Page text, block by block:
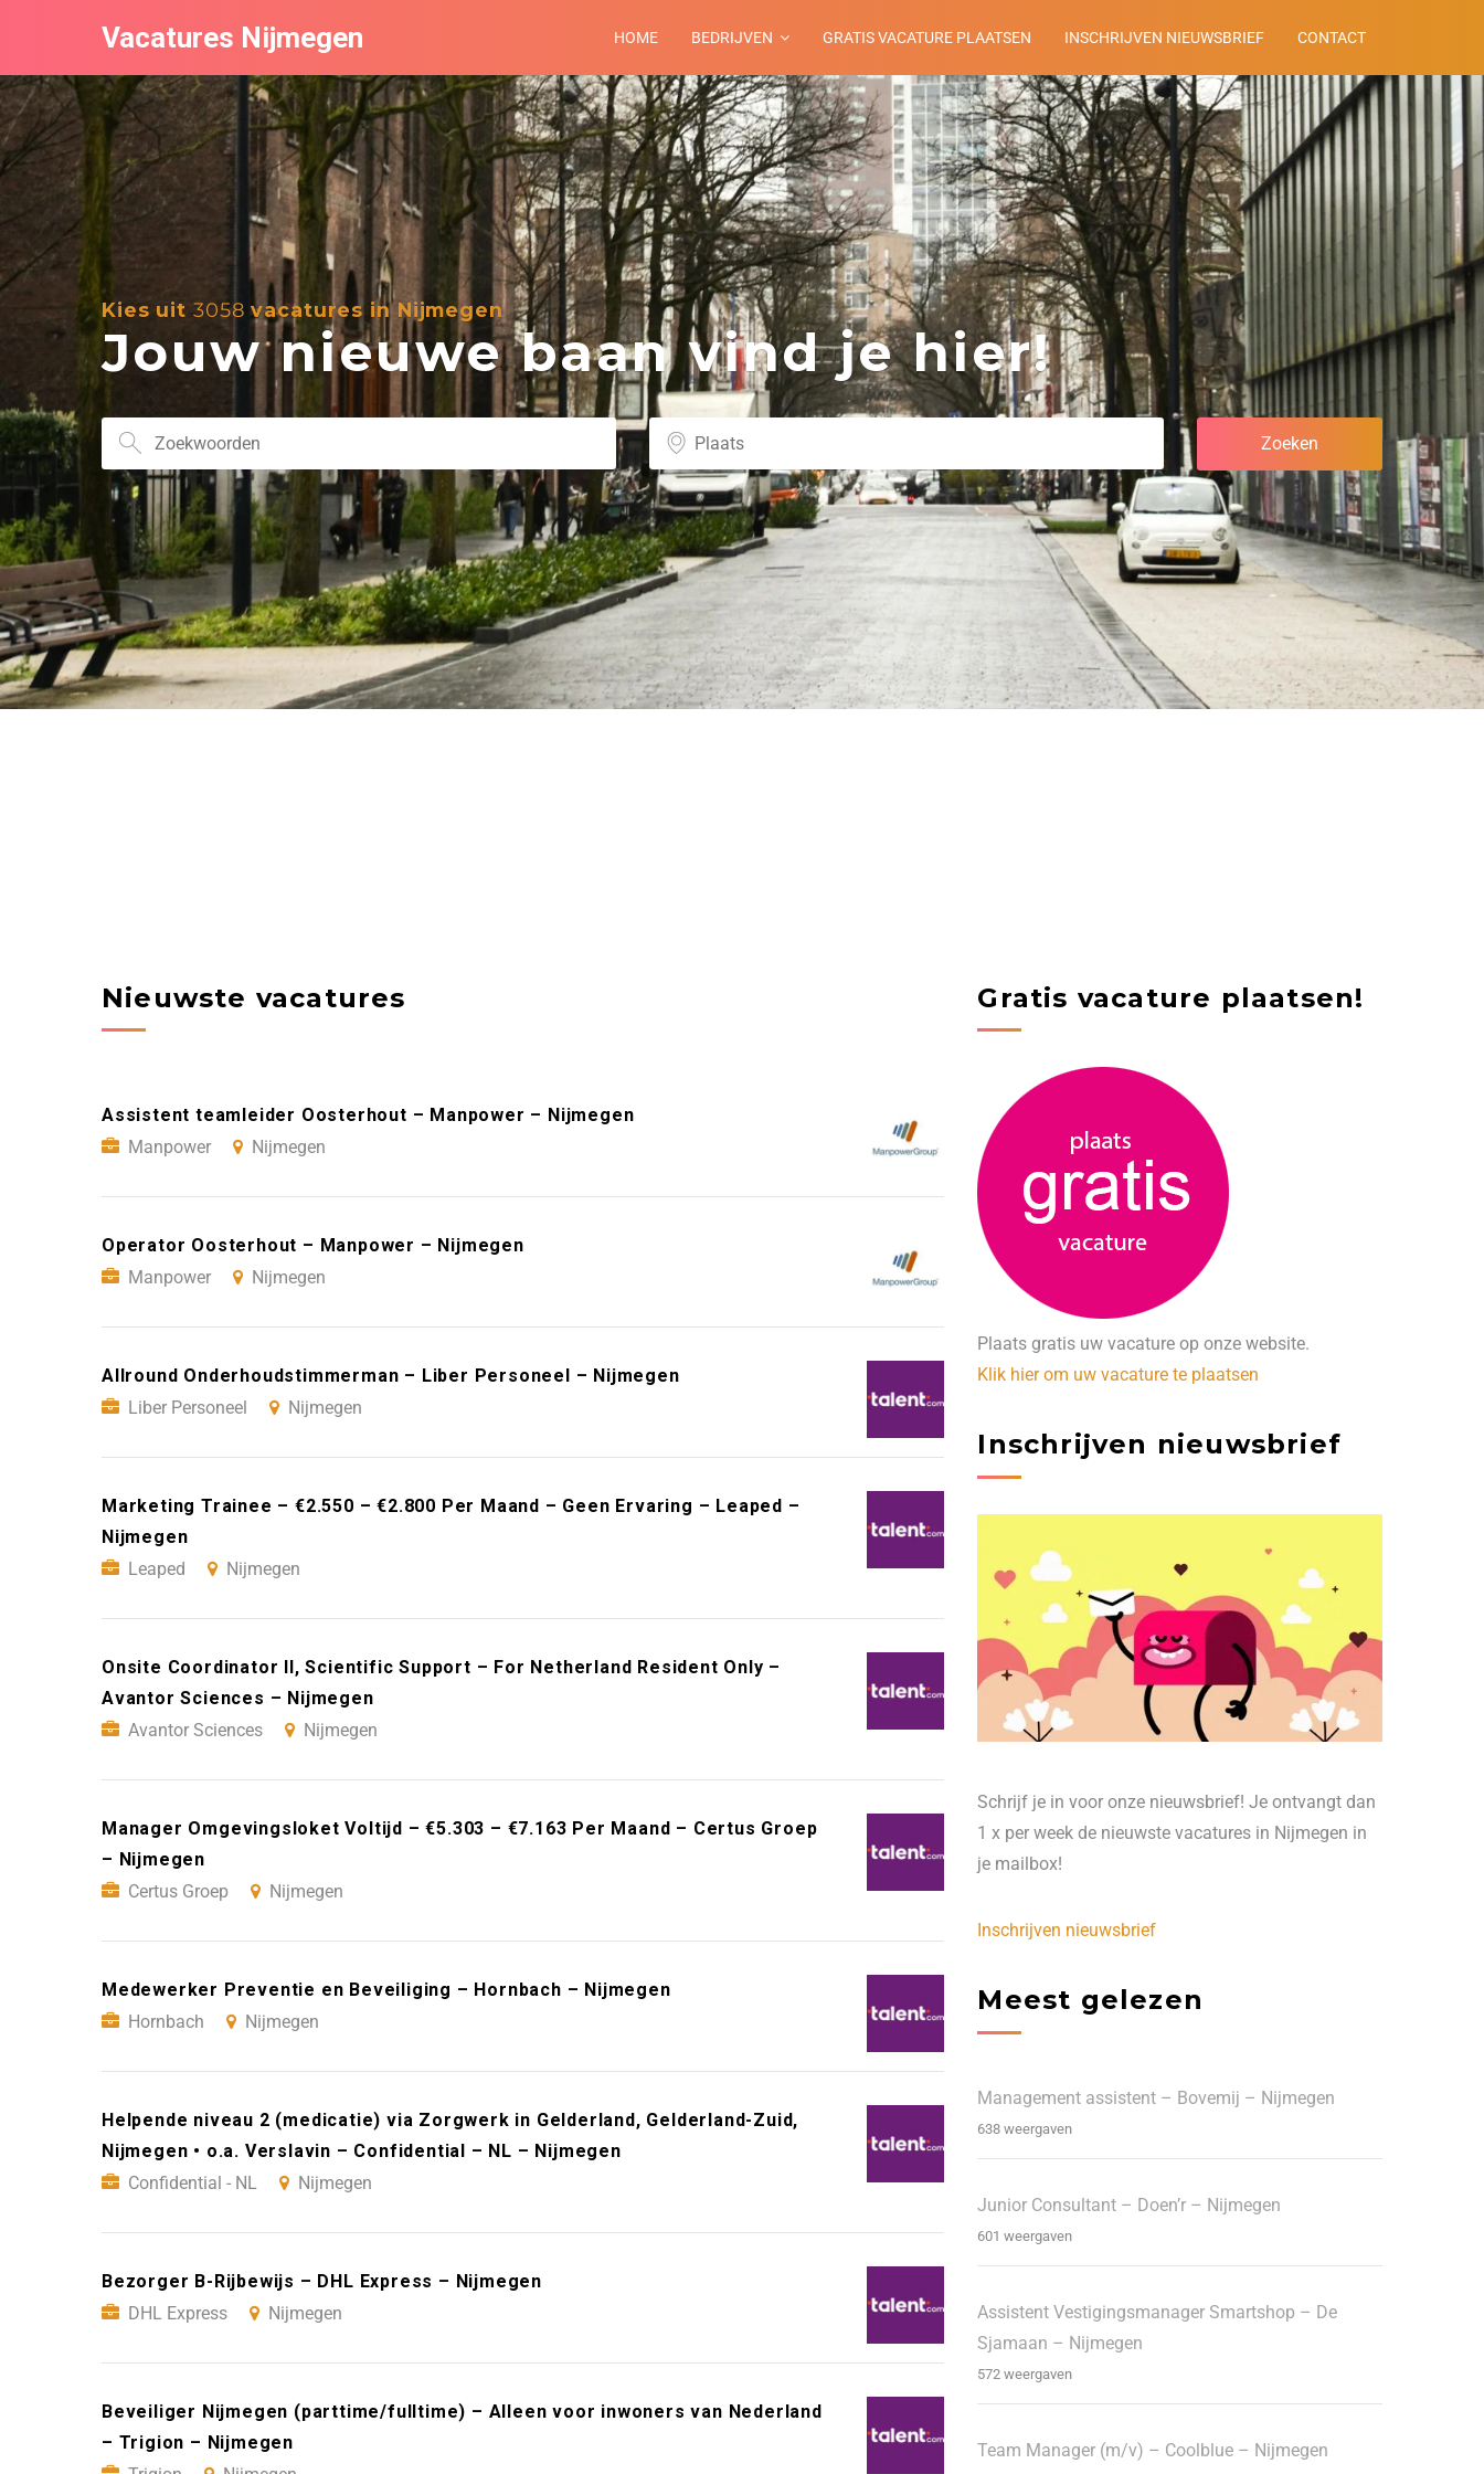
Vacatures Nijmegen HOME BEDRIJVEN GRATIS VACATURE PLAATSEN INSCHRIJVEN NIEUWSBRIEF CONTACT
Kies uit 3058 vacatures in Nijmegen
Jouw nieuwe baan vind je hier!
Nieuwste vacatures
Assistent teamleider Oosterhout – Manpower – Nijmegen
Manpower
Nijmegen
Operator Oosterhout – Manpower – Nijmegen
Manpower
Nijmegen
Allround Onderhoudstimmerman – Liber Personeel – Nijmegen
Liber Personeel
Nijmegen
Marketing Trainee – €2.550 – €2.800 Per Maand – Geen Ervaring – Leaped –
Nijmegen
Leaped
Nijmegen
Onsite Coordinator II, Scientific Support – For Netherland Resident Only –
Avantor Sciences – Nijmegen
Avantor Sciences
Nijmegen
Manager Omgevingsloket Voltijd – €5.303 – €7.163 Per Maand – Certus Groep
– Nijmegen
Certus Groep
Nijmegen
Medewerker Preventie en Beveiliging – Hornbach – Nijmegen
Hornbach
Nijmegen
Helpende niveau 2 (medicatie) via Zorgwerk in Gelderland, Gelderland-Zuid,
Nijmegen • o.a. Verslavin – Confidential – NL – Nijmegen
Confidential - NL
Nijmegen
Bezorger B-Rijbewijs – DHL Express – Nijmegen
DHL Express
Nijmegen
Beveiliger Nijmegen (parttime/fulltime) – Alleen voor inwoners van Nederland
– Trigion – Nijmegen
Gratis vacature plaatsen!
Plaats gratis uw vacature op onze website.
Klik hier om uw vacature te plaatsen
Inschrijven nieuwsbrief
Schrijf je in voor onze nieuwsbrief! Je ontvangt dan
1 x per week de nieuwste vacatures in Nijmegen in
je mailbox!
Inschrijven nieuwsbrief
Meest gelezen
Management assistent – Bovemij – Nijmegen
638 weergaven
Junior Consultant – Doen’r – Nijmegen
601 weergaven
Assistent Vestigingsmanager Smartshop – De
Sjamaan – Nijmegen
572 weergaven
Team Manager (m/v) – Coolblue – Nijmegen